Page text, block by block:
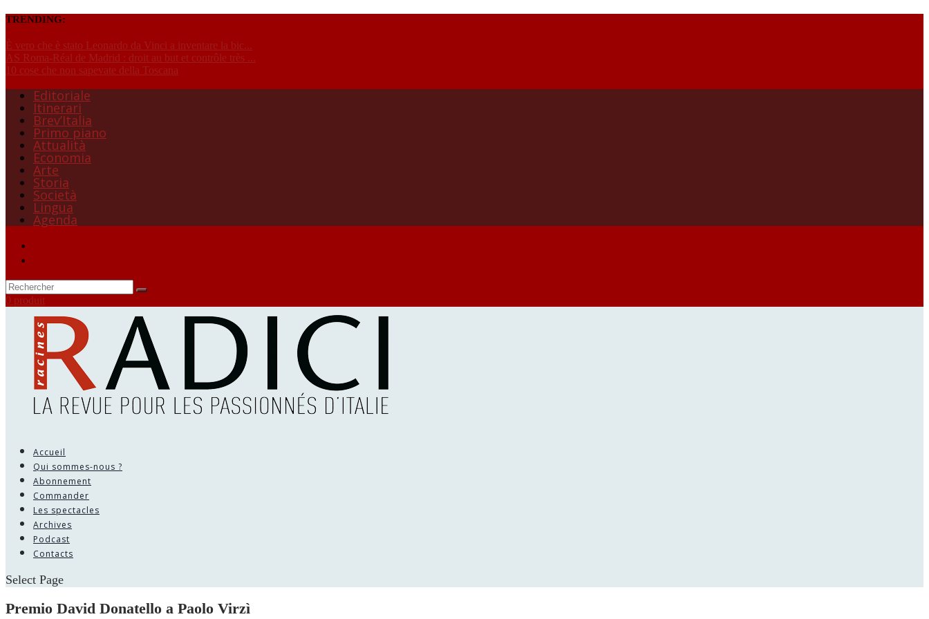
TRENDING:
È vero che è stato Leonardo da Vinci a inventare la bic...
AS Roma-Réal de Madrid : droit au but et contrôle très ...
10 cose che non sapevate della Toscana
Editoriale
Itinerari
Brev’Italia
Primo piano
Attualità
Economia
Arte
Storia
Società
Lingua
Agenda
0 produit
Accueil
Qui sommes-nous ?
Abonnement
Commander
Les spectacles
Archives
Podcast
Contacts
Select Page
Premio David Donatello a Paolo Virzì